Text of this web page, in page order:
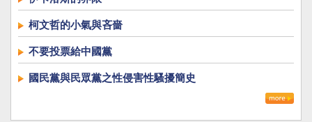
柯文哲的小氣與吝嗇
不要投票給中國黨
國民黨與民眾黨之性侵害性騷擾簡史